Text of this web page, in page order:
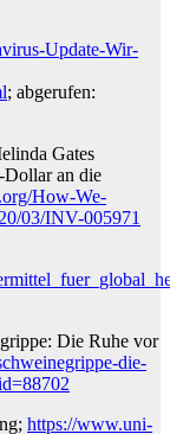
Update-Wir-
; abgerufen:
Gates
Dollar an die
How-We-
03/INV-005971
Die Ruhe vor
die-
https://www.uni-